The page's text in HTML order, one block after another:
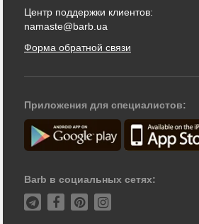
Центр поддержки клиентов:
namaste@barb.ua
Форма обратной связи
Приложения для специалистов:
Barb в социальных сетях: